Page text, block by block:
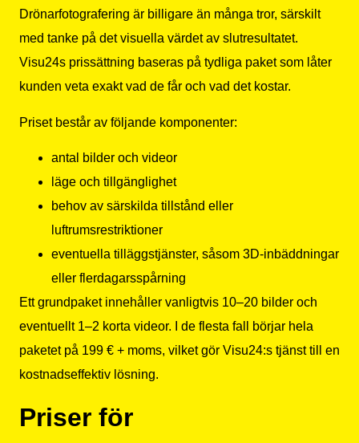
Drönarfotografering är billigare än många tror, särskilt
med tanke på det visuella värdet av slutresultatet.
Visu24s prissättning baseras på tydliga paket som låter
kunden veta exakt vad de får och vad det kostar.
Priset består av följande komponenter:
antal bilder och videor
läge och tillgänglighet
behov av särskilda tillstånd eller
luftrumsrestriktioner
eventuella tilläggstjänster, såsom 3D-inbäddningar
eller flerdagarsspårning
Ett grundpaket innehåller vanligtvis 10–20 bilder och
eventuellt 1–2 korta videor. I de flesta fall börjar hela
paketet på 199 € + moms, vilket gör Visu24:s tjänst till en
kostnadseffektiv lösning.
Priser för